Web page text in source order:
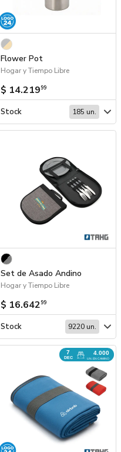
Flower Pot
Hogar y Tiempo Libre
$ 14.21999
Stock 185 un.
Set de Asado Andino
Hogar y Tiempo Libre
$ 16.64299
Stock 9220 un.
7
DEC
4.000
UN. EN CAMINO